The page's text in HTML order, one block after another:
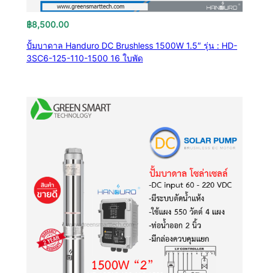
฿8,500.00
ปั้มบาดาล Handuro DC Brushless 1500W 1.5″ รุ่น : HD-
3SC6-125-110-1500 16 ใบพัด